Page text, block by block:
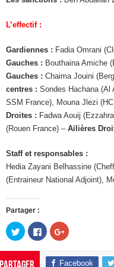
L’effectif :
Gardiennes : Fadia Omrani
Gauches : Bouthaina Amiche
Gauches : Chaima Jouini
centres : Sondes Hachana (Al
SSM France), Mouna Jlezi
Droites : Fadwa Aouij
(Rouen France) – Ailières
Staff et responsables :
Hedia Zayani Belhassine
(Entraineur National Adjoint),
Partager :
C
l
q
e
C
l
u
C
l
u
e
Facebook